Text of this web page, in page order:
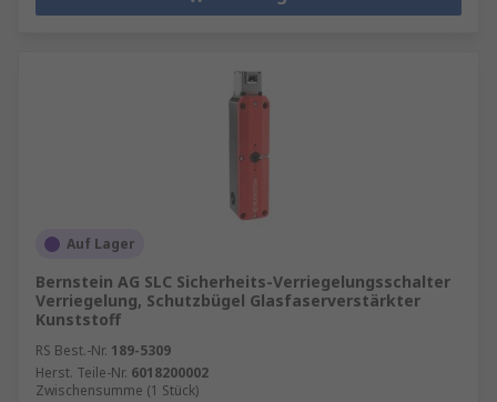
Auf Lager
Bernstein AG SLC Sicherheits-Verriegelungsschalter
Verriegelung, Schutzbügel Glasfaserverstärkter
Kunststoff
RS Best.-Nr. 189-5309
Herst. Teile-Nr. 6018200002
Zwischensumme (1 Stück)